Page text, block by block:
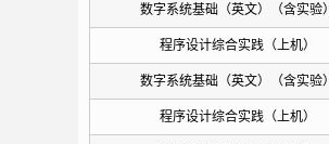
数字系统基础（英文）（含实验）
程序设计综合实践（上机）
数字系统基础（英文）（含实验）
程序设计综合实践（上机）